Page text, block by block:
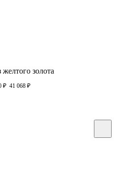
золота
₽ 41 068 ₽